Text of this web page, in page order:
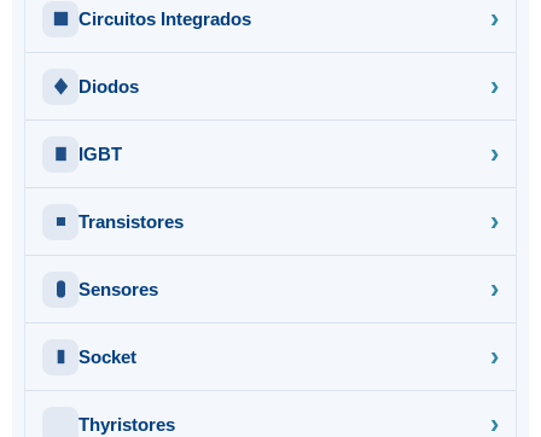
Circuitos Integrados
Diodos
IGBT
Transistores
Sensores
Socket
Thyristores